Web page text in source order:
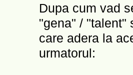
Dupa cum vad
"gena" / "talent"
care adera la
urmatorul: